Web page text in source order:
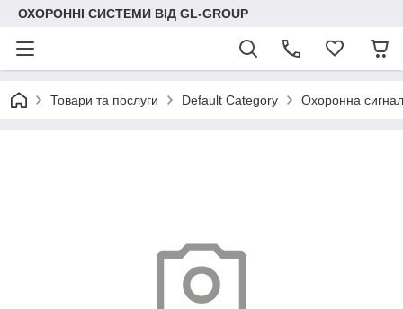
ОХОРОННІ СИСТЕМИ ВІД GL-GROUP
Товари та послуги Default Category Охоронна